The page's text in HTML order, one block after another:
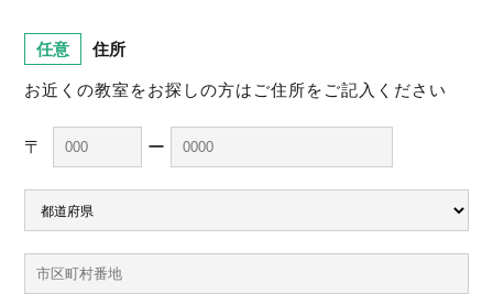
住所
お近くの教室をお探しの方はご住所をご記入ください
〒 ー